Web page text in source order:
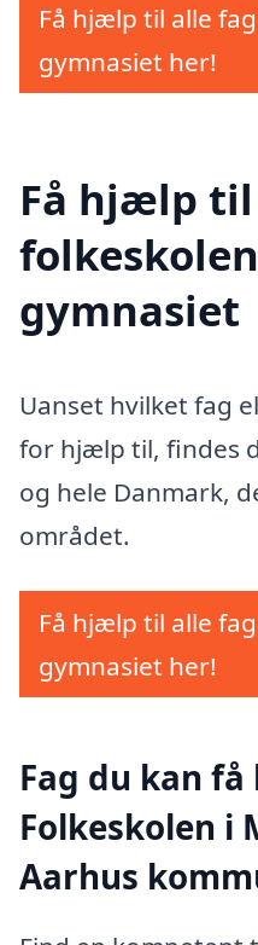
Få hjælp til alle
gymnasiet her!
Få hjælp
gymnasiet
Uanset hvilket fag
for hjælp til, findes
og hele Danmark,
området.
Få hjælp til alle
gymnasiet her!
Fag du kan
Folkeskolen i
Aarhus